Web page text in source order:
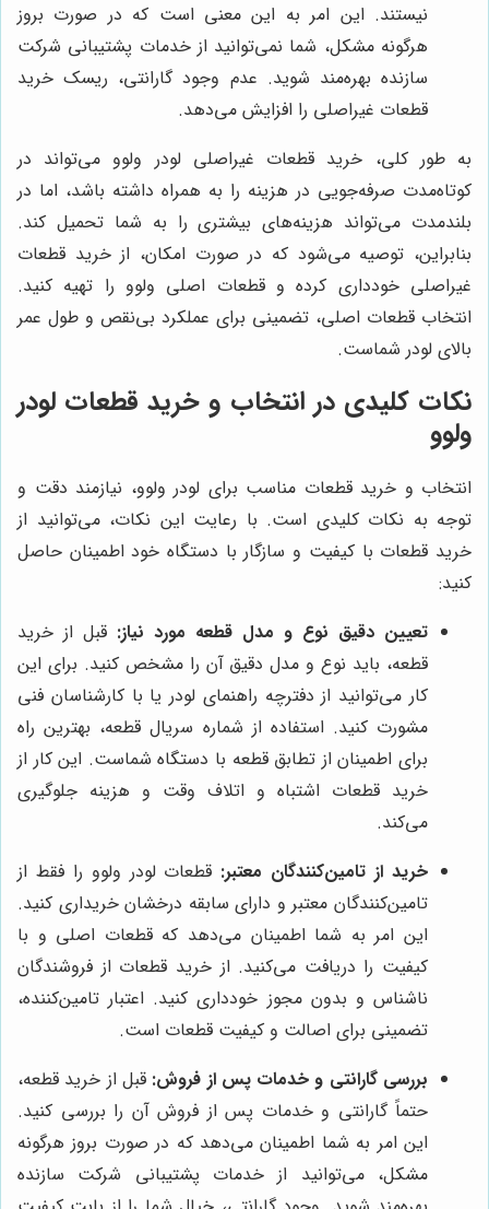
نیستند. این امر به این معنی است که در صورت بروز
هرگونه مشکل، شما نمی‌توانید از خدمات پشتیبانی شرکت
سازنده بهره‌مند شوید. عدم وجود گارانتی، ریسک خرید
قطعات غیراصلی را افزایش می‌دهد.
به طور کلی، خرید قطعات غیراصلی لودر ولوو می‌تواند در
کوتاه‌مدت صرفه‌جویی در هزینه را به همراه داشته باشد، اما در
بلندمدت می‌تواند هزینه‌های بیشتری را به شما تحمیل کند.
بنابراین، توصیه می‌شود که در صورت امکان، از خرید قطعات
غیراصلی خودداری کرده و قطعات اصلی ولوو را تهیه کنید.
انتخاب قطعات اصلی، تضمینی برای عملکرد بی‌نقص و طول عمر
بالای لودر شماست.
نکات کلیدی در انتخاب و خرید قطعات لودر
ولوو
انتخاب و خرید قطعات مناسب برای لودر ولوو، نیازمند دقت و
توجه به نکات کلیدی است. با رعایت این نکات، می‌توانید از
خرید قطعات با کیفیت و سازگار با دستگاه خود اطمینان حاصل
کنید:
تعیین دقیق نوع و مدل قطعه مورد نیاز: قبل از خرید
قطعه، باید نوع و مدل دقیق آن را مشخص کنید. برای این
کار می‌توانید از دفترچه راهنمای لودر یا با کارشناسان فنی
مشورت کنید. استفاده از شماره سریال قطعه، بهترین راه
برای اطمینان از تطابق قطعه با دستگاه شماست. این کار از
خرید قطعات اشتباه و اتلاف وقت و هزینه جلوگیری
می‌کند.
خرید از تامین‌کنندگان معتبر: قطعات لودر ولوو را فقط از
تامین‌کنندگان معتبر و دارای سابقه درخشان خریداری کنید.
این امر به شما اطمینان می‌دهد که قطعات اصلی و با
کیفیت را دریافت می‌کنید. از خرید قطعات از فروشندگان
ناشناس و بدون مجوز خودداری کنید. اعتبار تامین‌کننده،
تضمینی برای اصالت و کیفیت قطعات است.
بررسی گارانتی و خدمات پس از فروش: قبل از خرید قطعه،
حتماً گارانتی و خدمات پس از فروش آن را بررسی کنید.
این امر به شما اطمینان می‌دهد که در صورت بروز هرگونه
مشکل، می‌توانید از خدمات پشتیبانی شرکت سازنده